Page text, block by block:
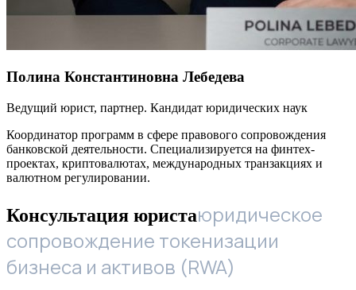
Полина Константиновна Лебедева
Ведущий юрист, партнер. Кандидат юридических наук
Координатор программ в сфере правового сопровождения
банковской деятельности. Специализируется на финтех-
проектах, криптовалютах, международных транзакциях и
валютном регулировании.
Консультация юристаюридическое
сопровождение токенизации
бизнеса и активов (RWA)